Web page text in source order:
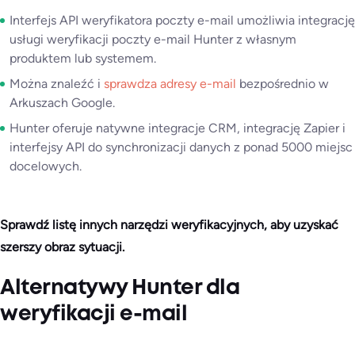
Interfejs API weryfikatora poczty e-mail umożliwia integrację
usługi weryfikacji poczty e-mail Hunter z własnym
produktem lub systemem.
Można znaleźć i sprawdza adresy e-mail bezpośrednio w
Arkuszach Google.
Hunter oferuje natywne integracje CRM, integrację Zapier i
interfejsy API do synchronizacji danych z ponad 5000 miejsc
docelowych.
Sprawdź listę innych narzędzi weryfikacyjnych, aby uzyskać
szerszy obraz sytuacji.
Alternatywy Hunter dla
weryfikacji e-mail